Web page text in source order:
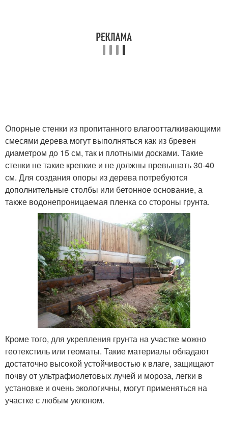
Опорные стенки из пропитанного влагоотталкивающими
смесями дерева могут выполняться как из бревен
диаметром до 15 см, так и плотными досками. Такие
стенки не такие крепкие и не должны превышать 30-40
см. Для создания опоры из дерева потребуются
дополнительные столбы или бетонное основание, а
также водонепроницаемая пленка со стороны грунта.
Кроме того, для укрепления грунта на участке можно
геотекстиль или геоматы. Такие материалы обладают
достаточно высокой устойчивостью к влаге, защищают
почву от ультрафиолетовых лучей и мороза, легки в
установке и очень экологичны, могут применяться на
участке с любым уклоном.